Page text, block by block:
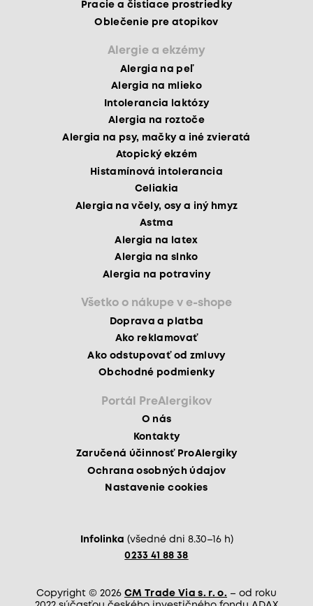
Pracie a čistiace prostriedky
Oblečenie pre atopikov
Alergie a ekzémy
Alergia na peľ
Alergia na mlieko
Intolerancia laktózy
Alergia na roztoče
Alergia na psy, mačky a iné zvieratá
Atopický ekzém
Histamínová intolerancia
Celiakia
Alergia na včely, osy a iný hmyz
Astma
Alergia na latex
Alergia na slnko
Alergia na potraviny
Všetko o nákupe v e-shope
Doprava a platba
Ako reklamovať
Ako odstupovať od zmluvy
Obchodné podmienky
Portál PreAlergikov
O nás
Kontakty
Zaručená účinnosť ProAlergiky
Ochrana osobných údajov
Nastavenie cookies
Infolinka (všedné dni 8.30–16 h)
0233 41 88 38
Copyright © 2026 CM Trade Via s. r. o. – od roku